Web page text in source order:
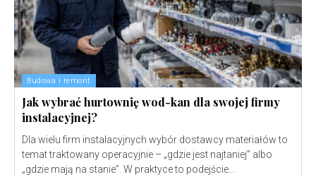
Budowa i remont
Jak wybrać hurtownię wod-kan dla swojej firmy
instalacyjnej?
Dla wielu firm instalacyjnych wybór dostawcy materiałów to
temat traktowany operacyjnie – „gdzie jest najtaniej” albo
„gdzie mają na stanie”. W praktyce to podejście...